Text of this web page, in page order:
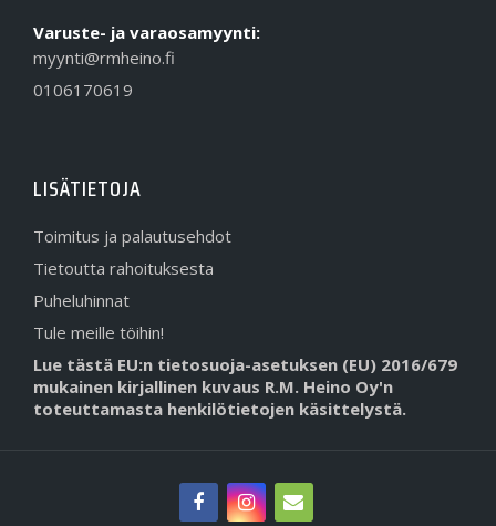
Varuste- ja varaosamyynti:
myynti@rmheino.fi
0106170619
LISÄTIETOJA
Toimitus ja palautusehdot
Tietoutta rahoituksesta
Puheluhinnat
Tule meille töihin!
Lue tästä EU:n tietosuoja-asetuksen (EU) 2016/679
mukainen kirjallinen kuvaus R.M. Heino Oy'n
toteuttamasta henkilötietojen käsittelystä.